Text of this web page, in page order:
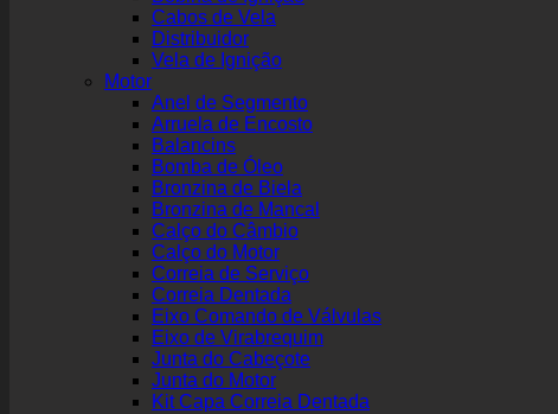
Cabos de Vela
Distribuidor
Vela de Ignição
Motor
Anel de Segmento
Arruela de Encosto
Balancins
Bomba de Óleo
Bronzina de Biela
Bronzina de Mancal
Calço do Câmbio
Calço do Motor
Correia de Serviço
Correia Dentada
Eixo Comando de Válvulas
Eixo de Virabrequim
Junta do Cabeçote
Junta do Motor
Kit Capa Correia Dentada